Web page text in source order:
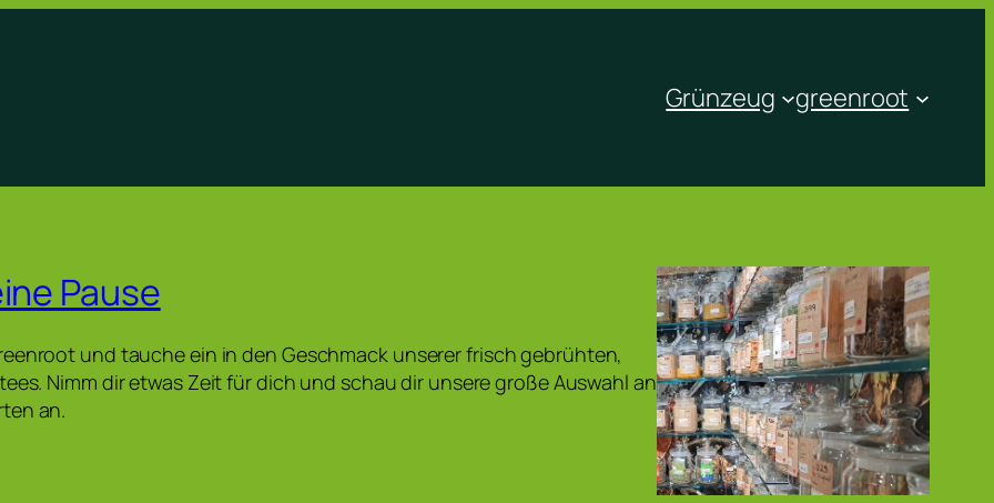
Grünzeug greenroot
Pause
und tauche ein in den Geschmack unserer frisch gebrühten,
Nimm dir etwas Zeit für dich und schau dir unsere große Auswahl an
an.